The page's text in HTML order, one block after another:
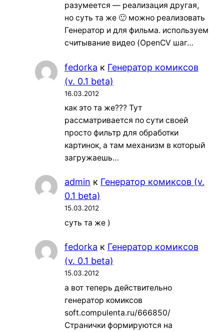
разумеется — реализация другая,
но суть та же 🙂 можно реализовать
Генератор и для фильма. используем
считывание видео (OpenCV шаг…
fedorka к Генератор комиксов
(v. 0.1 beta)
16.03.2012
как это та же??? Тут
рассматривается по сути своей
просто фильтр для обработки
картинок, а там механизм в который
загружаешь…
admin к Генератор комиксов (v.
0.1 beta)
15.03.2012
суть та же )
fedorka к Генератор комиксов
(v. 0.1 beta)
15.03.2012
а вот теперь действительно
генератор комиксов
soft.compulenta.ru/666850/
Странички формируются на